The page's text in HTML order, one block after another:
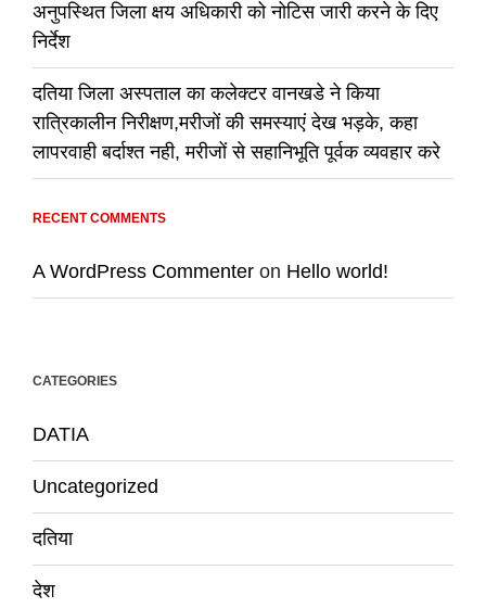
अनुपस्थित जिला क्षय अधिकारी को नोटिस जारी करने के दिए
निर्देश
दतिया जिला अस्पताल का कलेक्टर वानखडे ने किया
रात्रिकालीन निरीक्षण,मरीजों की समस्याएं देख भड़के, कहा
लापरवाही बर्दाश्त नही, मरीजों से सहानिभूति पूर्वक व्यवहार करे
RECENT COMMENTS
A WordPress Commenter on Hello world!
CATEGORIES
DATIA
Uncategorized
दतिया
देश